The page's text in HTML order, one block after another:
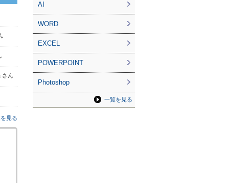
さん
見る
AI
WORD
EXCEL
POWERPOINT
Photoshop
一覧を見る